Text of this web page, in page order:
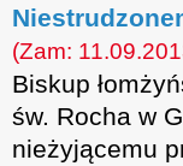
(Zam:
Biskup
św. Rocha w
nieżyjącemu